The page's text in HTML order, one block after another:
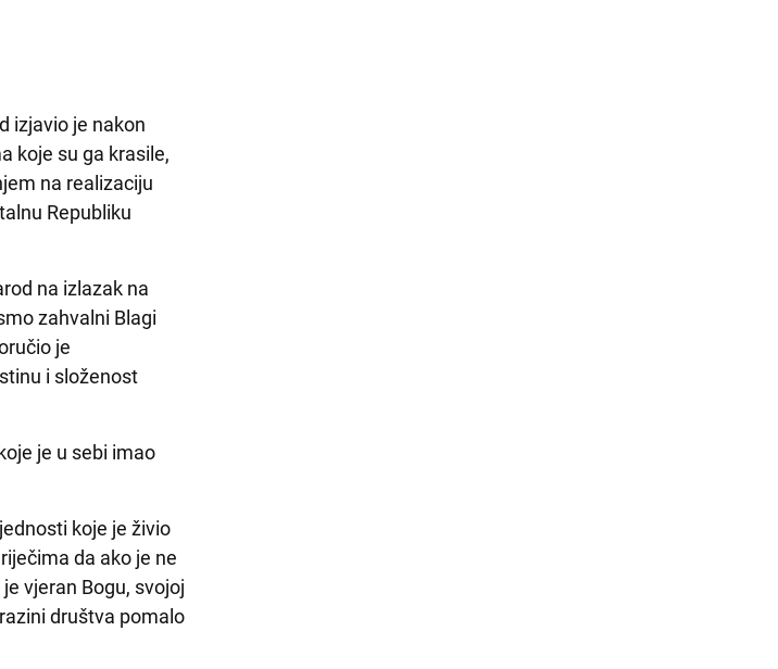
izjavio je nakon
koje su ga krasile,
na realizaciju
Republiku
na izlazak na
zahvalni Blagi
je
i složenost
je u sebi imao
koje je živio
da ako je ne
vjeran Bogu, svojoj
društva pomalo